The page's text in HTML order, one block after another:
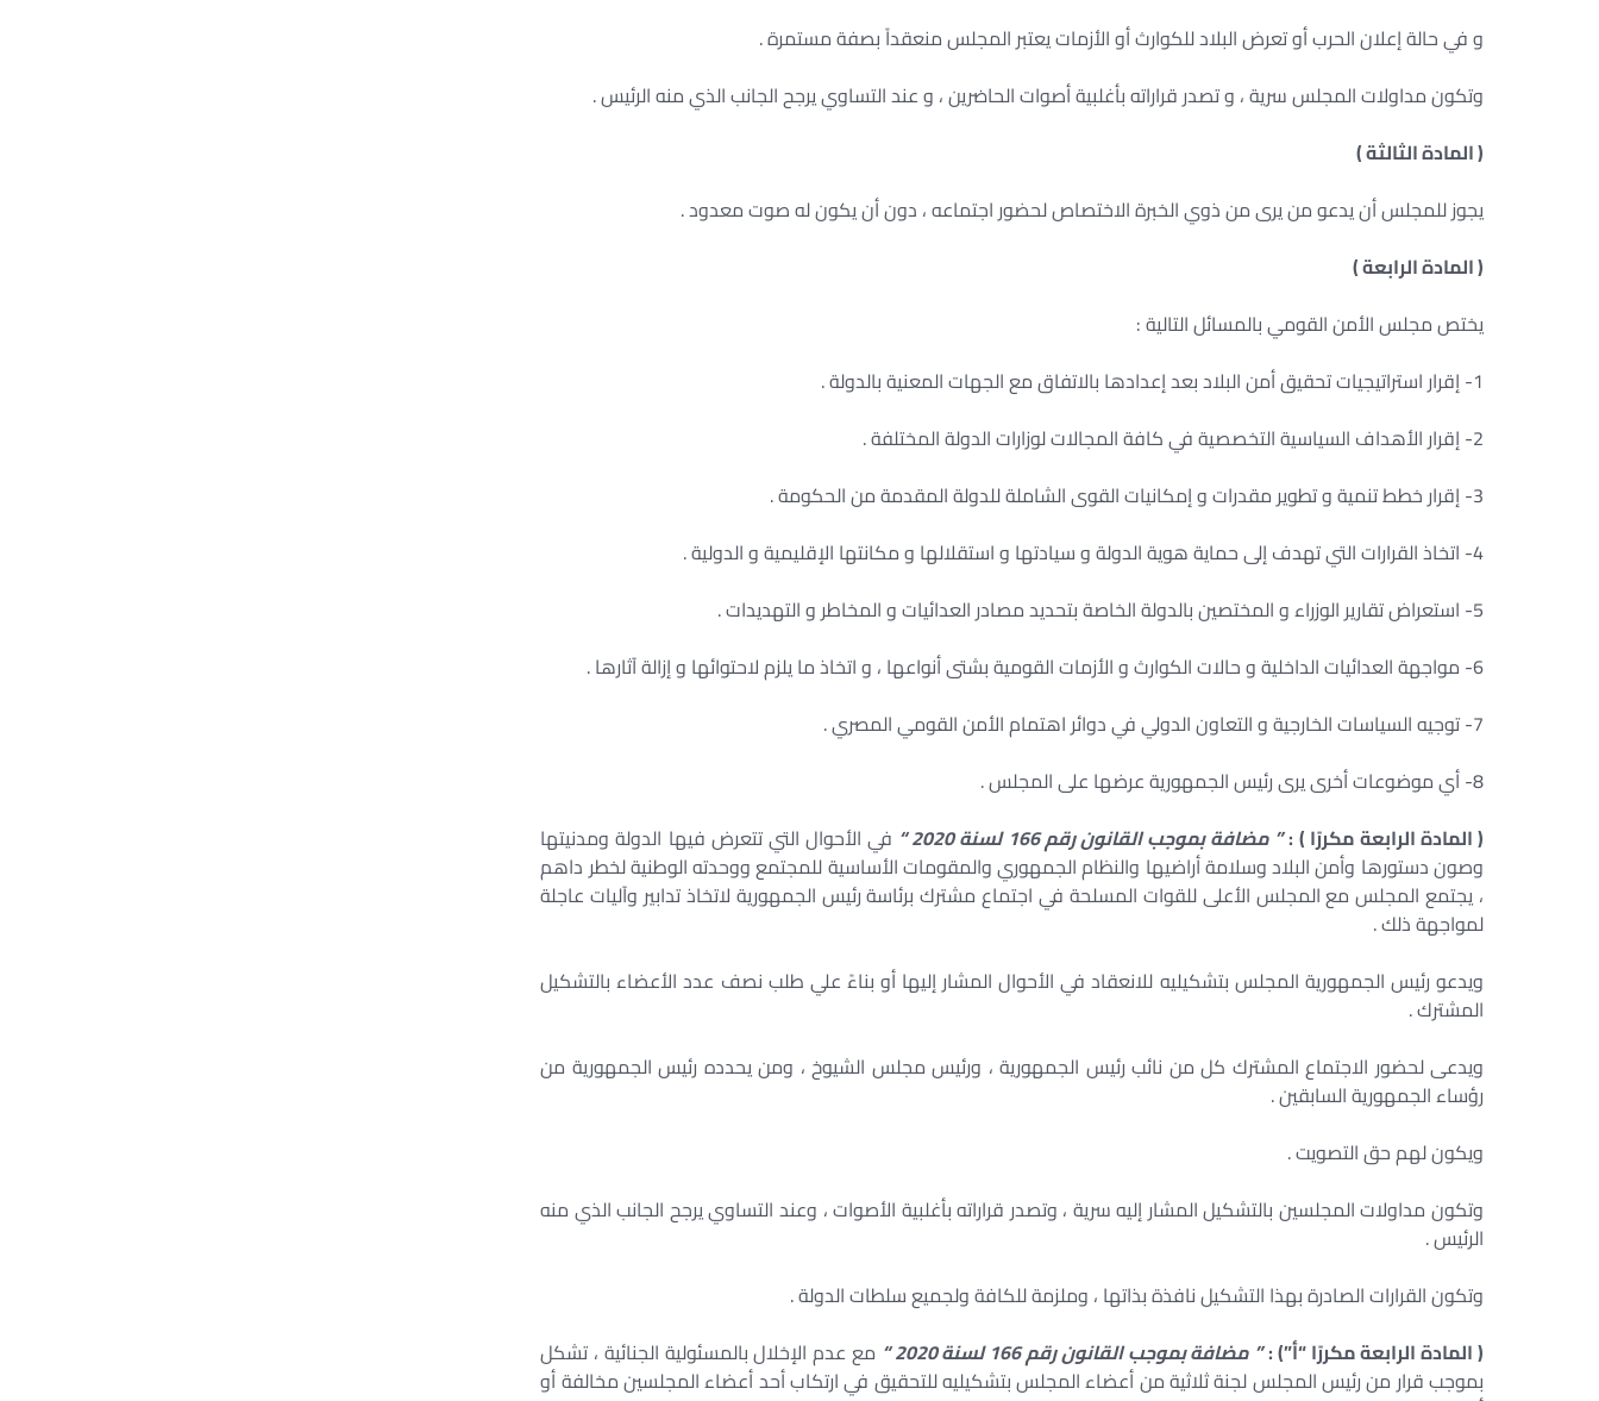
و في حالة إعلان الحرب أو تعرض البلاد للكوارث أو الأزمات يعتبر المجلس منعقداً بصفة مستمرة .
وتكون مداولات المجلس سرية ، و تصدر قراراته بأغلبية أصوات الحاضرين ، و عند التساوي يرجح الجانب الذي منه الرئيس .
( المادة الثالثة )
يجوز للمجلس أن يدعو من يرى من ذوي الخبرة الاختصاص لحضور اجتماعه ، دون أن يكون له صوت معدود .
( المادة الرابعة )
يختص مجلس الأمن القومي بالمسائل التالية :
1- إقرار استراتيجيات تحقيق أمن البلاد بعد إعدادها بالاتفاق مع الجهات المعنية بالدولة .
2- إقرار الأهداف السياسية التخصصية في كافة المجالات لوزارات الدولة المختلفة .
3- إقرار خطط تنمية و تطوير مقدرات و إمكانيات القوى الشاملة للدولة المقدمة من الحكومة .
4- اتخاذ القرارات التي تهدف إلى حماية هوية الدولة و سيادتها و استقلالها و مكانتها الإقليمية و الدولية .
5- استعراض تقارير الوزراء و المختصين بالدولة الخاصة بتحديد مصادر العدائيات و المخاطر و التهديدات .
6- مواجهة العدائيات الداخلية و حالات الكوارث و الأزمات القومية بشتى أنواعها ، و اتخاذ ما يلزم لاحتوائها و إزالة آثارها .
7- توجيه السياسات الخارجية و التعاون الدولي في دوائر اهتمام الأمن القومي المصري .
8- أي موضوعات أخرى يرى رئيس الجمهورية عرضها على المجلس .
( المادة الرابعة مكررًا ) :” مضافة بموجب القانون رقم 166 لسنة 2020 “
في الأحوال التي تتعرض فيها الدولة ومدنيتها
وصون دستورها وأمن البلاد وسلامة أراضيها والنظام الجمهوري والمقومات الأساسية للمجتمع ووحدته الوطنية لخطر داهم
، يجتمع المجلس مع المجلس الأعلى للقوات المسلحة في اجتماع مشترك برئاسة رئيس الجمهورية لاتخاذ تدابير وآليات عاجلة
لمواجهة ذلك .
ويدعو رئيس الجمهورية المجلس بتشكيليه للانعقاد في الأحوال المشار إليها أو بناءً علي طلب نصف عدد الأعضاء بالتشكيل
المشترك .
ويدعى لحضور الاجتماع المشترك كل من نائب رئيس الجمهورية ، ورئيس مجلس الشيوخ ، ومن يحدده رئيس الجمهورية من
رؤساء الجمهورية السابقين .
ويكون لهم حق التصويت .
وتكون مداولات المجلسين بالتشكيل المشار إليه سرية ، وتصدر قراراته بأغلبية الأصوات ، وعند التساوي يرجح الجانب الذي منه
الرئيس .
وتكون القرارات الصادرة بهذا التشكيل نافذة بذاتها ، وملزمة للكافة ولجميع سلطات الدولة .
( المادة الرابعة مكررًا “أ”) :” مضافة بموجب القانون رقم 166 لسنة 2020 “
مع عدم الإخلال بالمسئولية الجنائية ، تشكل
بموجب قرار من رئيس المجلس لجنة ثلاثية من أعضاء المجلس بتشكيليه للتحقيق في ارتكاب أحد أعضاء المجلسين مخالفة أو